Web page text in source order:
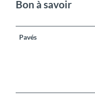
Bon à savoir
Pavés